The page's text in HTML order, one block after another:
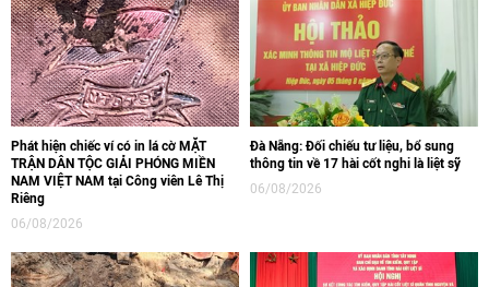
Phát hiện chiếc ví có in lá cờ MẶT
TRẬN DÂN TỘC GIẢI PHÓNG MIỀN
NAM VIỆT NAM tại Công viên Lê Thị
Riêng
06/08/2026
Đà Nẵng: Đối chiếu tư liệu, bổ sung
thông tin về 17 hài cốt nghi là liệt sỹ
06/08/2026